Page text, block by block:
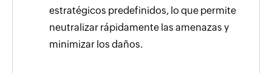
estratégicos predefinidos, lo que permite
neutralizar rápidamente las amenazas y
minimizar los daños.